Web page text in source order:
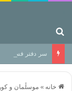
سر دفتر فساد در
خانه » موسڵمان و